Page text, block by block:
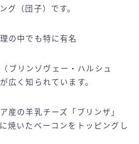
グ（団子）です。
の中でも特に有名
ブリンゾヴェー・ハルシュ
広く知られています。
産の羊乳チーズ「ブリンザ」
焼いたベーコンをトッピングし